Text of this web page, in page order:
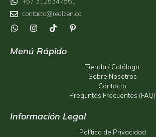
contacto@realzen.co
Menú Rápido
Tienda / Catálogo
Sobre Nosotros
Contacto
Preguntas Frecuentes (FAQ)
Información Legal
Política de Privacidad